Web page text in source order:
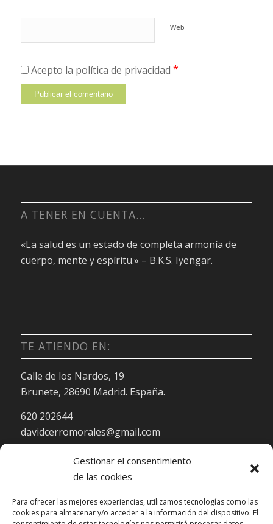
Gestionar el consentimiento
de las cookies
Para ofrecer las mejores experiencias, utilizamos tecnologías como las
cookies para almacenar y/o acceder a la información del dispositivo. El
Web
Acepto la política de privacidad *
A TENER EN CUENTA…
«La salud es un estado de completa armonía de
cuerpo, mente y espíritu.» – B.K.S. Iyengar.
TE ATIENDO EN:
Calle de los Nardos, 19
Brunete, 28690 Madrid. España.
620 202644
davidcerromorales@gmail.com
HORARIO DE ATENCIÓN: